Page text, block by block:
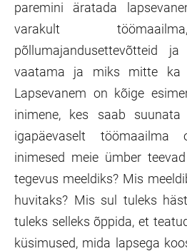
paremini äratada
varakult
põllumajandusettevõtteid
vaatama ja miks mitte ka
Lapsevanem on kõige
inimene, kes saab
igapäevaselt
inimesed meie ümber
tegevus meeldiks? Mis
huvitaks? Mis sul tuleks
tuleks selleks õppida, et
küsimused, mida lapsega